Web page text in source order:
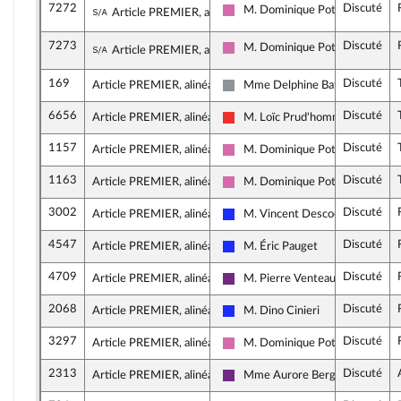
7272 Sous-amendement de l'amendement
Article PREMIER, alinéa 2Socialistes et apparentés
M. Dominique PotierDiscuté
7273 Sous-amendement de l'amendement
Article PREMIER, alinéa 2Socialistes et apparentés
M. Dominique PotierDiscuté
169 Article PREMIER, alinéa 7
Non inscrit
Mme Delphine BathoDiscuté
6656 Article PREMIER, alinéa 6
La France insoumise
M. Loïc Prud'hommeDiscuté
1157 Article PREMIER, alinéa 6
Socialistes et apparentés
M. Dominique PotierDiscuté
1163 Article PREMIER, alinéa 6
Socialistes et apparentés
M. Dominique PotierDiscuté
3002 Article PREMIER, alinéa 2
Les Républicains
M. Vincent DescoeurDiscuté
4547 Article PREMIER, alinéa 2
Les Républicains
M. Éric Pauget Discuté
4709 Article PREMIER, alinéa 2
La République en Marche
M. Pierre Venteau Discuté
2068 Article PREMIER, alinéa 2
Les Républicains
M. Dino Cinieri Discuté
3297 Article PREMIER, alinéa 2
Socialistes et apparentés
M. Dominique PotierDiscuté
2313 Article PREMIER, alinéa 2
La République en Marche
Mme Aurore Bergé Discuté